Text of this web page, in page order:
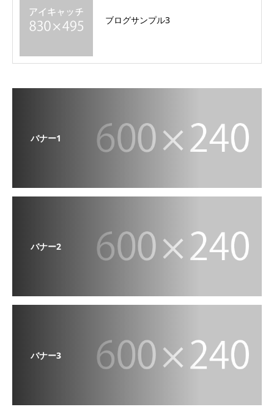
ブログサンプル3
バナー1
バナー2
バナー3